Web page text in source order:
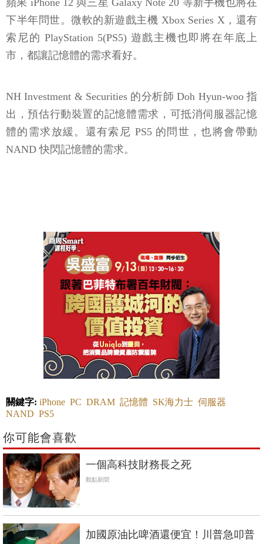
蘋果 iPhone 12 與三星 Galaxy Note 20 等新手機也將在
下半年問世。微軟的新遊戲主機 Xbox Series X，還有
索尼的 PlayStation 5(PS5) 遊戲主機也即將在年底上
市，都讓記憶體的需求看好。
NH Investment & Securities 的分析師 Doh Hyun-woo 指
出，預估行動裝置的記憶體需求，可抵消伺服器記憶
體的需求放緩。還有索尼 PS5 的問世，也將會帶動
NAND 快閃記憶體的需求。
關鍵字: iPhone PC DRAM 記憶體 SK海力士 伺服器
NAND PS5
你可能會喜歡
一個高科技財務長之死
觀點新聞
加國原油比啤酒還便宜！川普急叩普